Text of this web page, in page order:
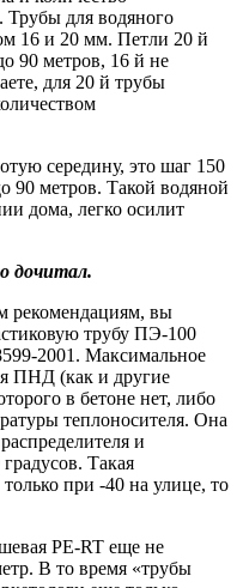
Трубы для водяного
16 и 20 мм. Петли 20 й
90 метров, 16 й не
для 20 й трубы
середину, это шаг 150
90 метров. Такой водяной
дома, легко осилит
дочитал.
рекомендациям, вы
трубу ПЭ-100
2001. Максимальное
ПНД (как и другие
в бетоне нет, либо
теплоносителя. Она
и
Такая
только при -40 на улице, то
PE-RT еще не
В то время «трубы